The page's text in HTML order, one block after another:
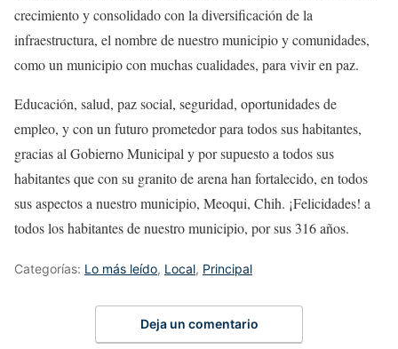
crecimiento y consolidado con la diversificación de la
infraestructura, el nombre de nuestro municipio y comunidades,
como un municipio con muchas cualidades, para vivir en paz.
Educación, salud, paz social, seguridad, oportunidades de
empleo, y con un futuro prometedor para todos sus habitantes,
gracias al Gobierno Municipal y por supuesto a todos sus
habitantes que con su granito de arena han fortalecido, en todos
sus aspectos a nuestro municipio, Meoqui, Chih. ¡Felicidades! a
todos los habitantes de nuestro municipio, por sus 316 años.
Categorías: Lo más leído, Local, Principal
Deja un comentario